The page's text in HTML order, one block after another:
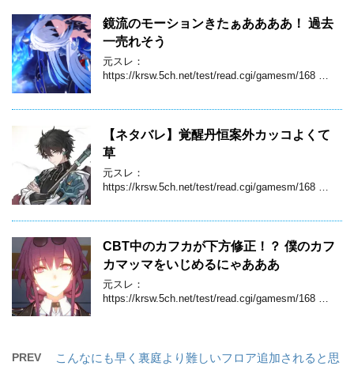
鏡流のモーションきたぁああああ！ 過去
一売れそう
元スレ：
https://krsw.5ch.net/test/read.cgi/gamesm/168 …
【ネタバレ】覚醒丹恒案外カッコよくて
草
元スレ：
https://krsw.5ch.net/test/read.cgi/gamesm/168 …
CBT中のカフカが下方修正！？ 僕のカフ
カマッマをいじめるにゃあああ
元スレ：
https://krsw.5ch.net/test/read.cgi/gamesm/168 …
PREV
こんなにも早く裏庭より難しいフロア追加されると思